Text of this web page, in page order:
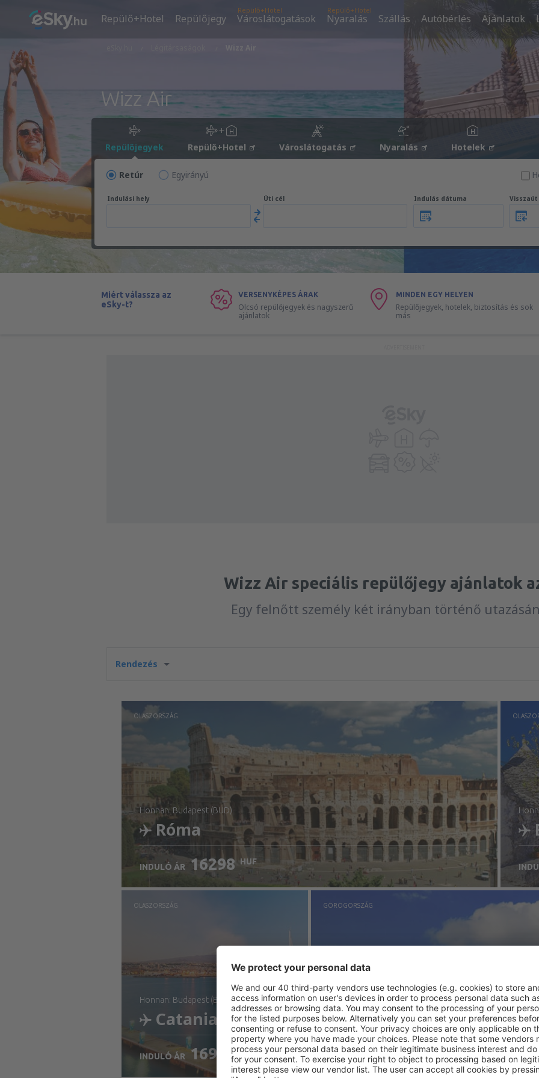
Repülő+Hotel Repülőjegy
Repülő+Hotel
Városlátogatások
Repülő+Hotel
Nyaralás Szállás Autóbérlés Ajánlatok
Wizz Air
Repülőjegyek Repülő+Hotel Városlátogatás Nyaralás Hotelek
Retúr Egyirányú
Indulási hely Úti cél Indulás dátuma
Miért válassza az
eSky-t?
VERSENYKÉPES ÁRAK
Olcsó repülőjegyek és nagyszerű
ajánlatok
MINDEN EGY HELYEN
Repülőjegyek, hotelek, biztosítás és sok
más
Wizz Air speciális repülőjegy ajánlatok
Egy felnőtt személy két irányban történő
Rendezés
OLASZORSZÁG
honnan: Budapest (BUD)
Róma
Ellenőrizze a részleteket
INDULÓ ÁR 16298 HUF
OLASZORSZÁG
honnan: Budapest (BUD)
Catania, Szicília
INDULÓ ÁR 16904 HUF
GÖRÖGORSZÁG